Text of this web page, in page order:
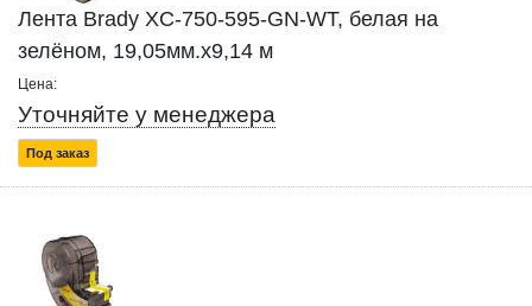
Лента Brady XC-750-595-GN-WT, белая на
зелёном, 19,05мм.х9,14 м
Цена:
Уточняйте у менеджера
Под заказ